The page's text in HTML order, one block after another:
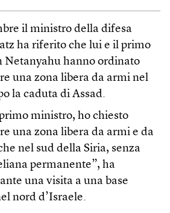
il ministro della difesa
ha riferito che lui e il primo
Netanyahu hanno ordinato
una zona libera da armi nel
la caduta di Assad.
ministro, ho chiesto
una zona libera da armi e da
nel sud della Siria, senza
permanente”, ha
una visita a una base
nord d’Israele.